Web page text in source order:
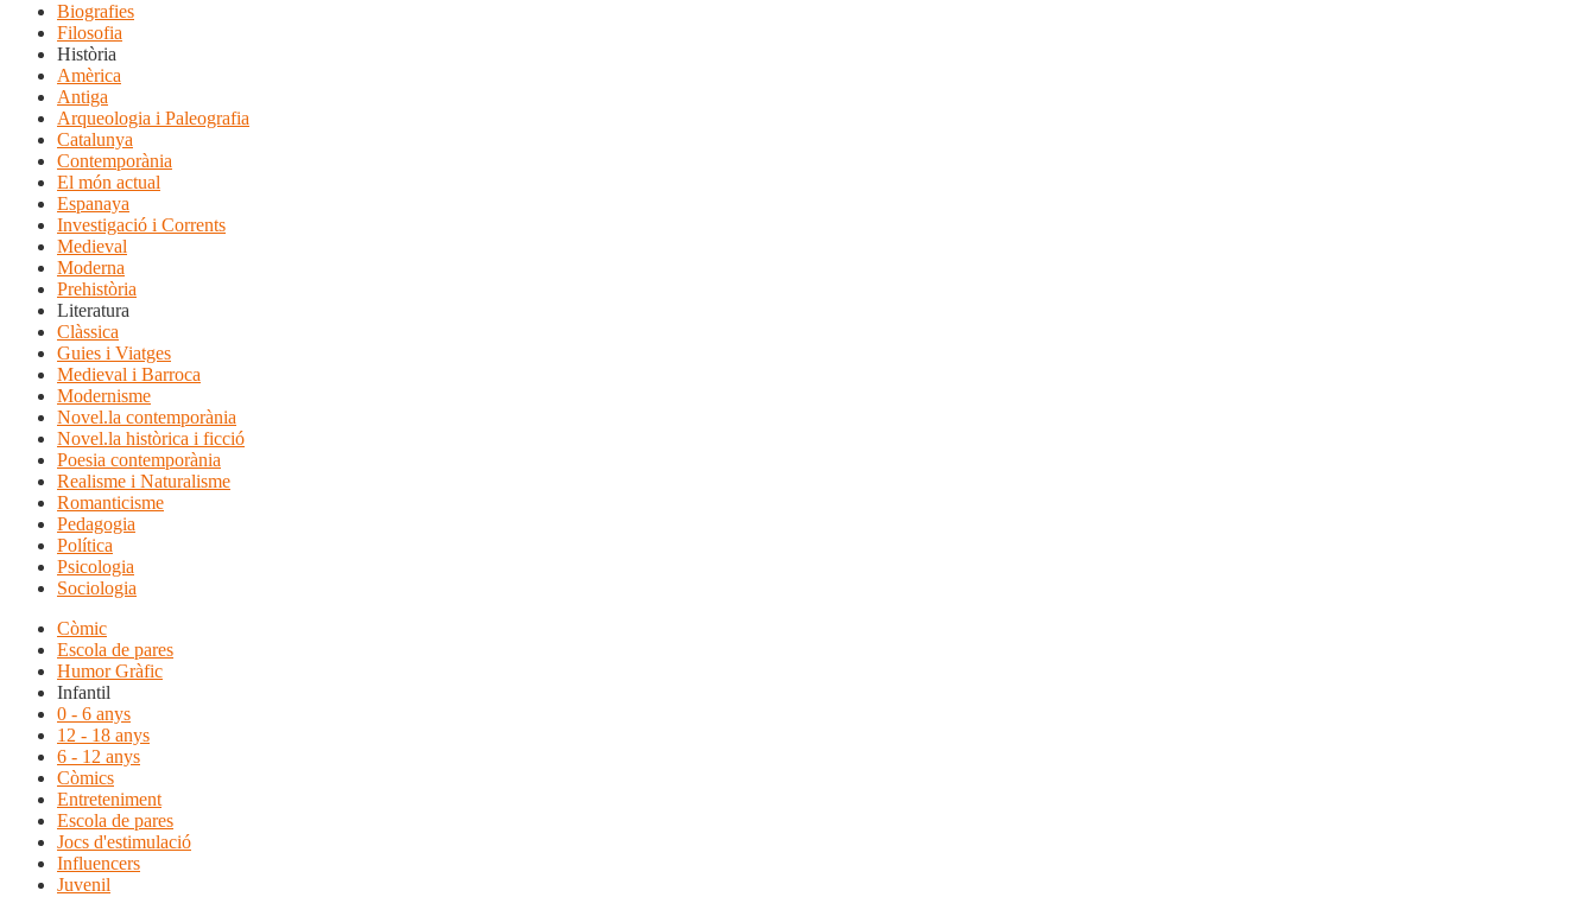
Biografies
Filosofia
Història
Amèrica
Antiga
Arqueologia i Paleografia
Catalunya
Contemporània
El món actual
Espanaya
Investigació i Corrents
Medieval
Moderna
Prehistòria
Literatura
Clàssica
Guies i Viatges
Medieval i Barroca
Modernisme
Novel.la contemporània
Novel.la històrica i ficció
Poesia contemporània
Realisme i Naturalisme
Romanticisme
Pedagogia
Política
Psicologia
Sociologia
Còmic
Escola de pares
Humor Gràfic
Infantil
0 - 6 anys
12 - 18 anys
6 - 12 anys
Còmics
Entreteniment
Escola de pares
Jocs d'estimulació
Influencers
Juvenil